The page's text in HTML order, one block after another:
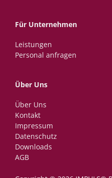
Für Unternehmen
Leistungen
Personal anfragen
Über Uns
Über Uns
Kontakt
Impressum
Datenschutz
Downloads
AGB